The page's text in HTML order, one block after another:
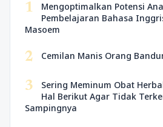
1
Mengoptimalkan Potensi
Pembelajaran Bahasa
Masoem
2 Cemilan Manis Orang
3
Sering Meminum Obat
Hal Berikut Agar Tidak
Sampingnya